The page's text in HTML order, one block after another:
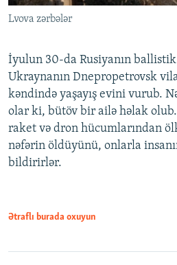
Lvova zərbələr
İyulun 30-da Rusiyanın
Ukraynanın Dnepropetrovsk
kəndində yaşayış evini vurub.
olar ki, bütöv bir ailə həlak
raket və dron hücumlarından
nəfərin öldüyünü, onlarla
bildirirlər.
Ətraflı burada oxuyun